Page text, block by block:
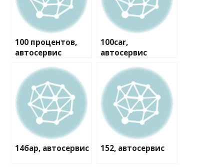
100 процентов,
автосервис
100car,
автосервис
14бар, автосервис 152, автосервис